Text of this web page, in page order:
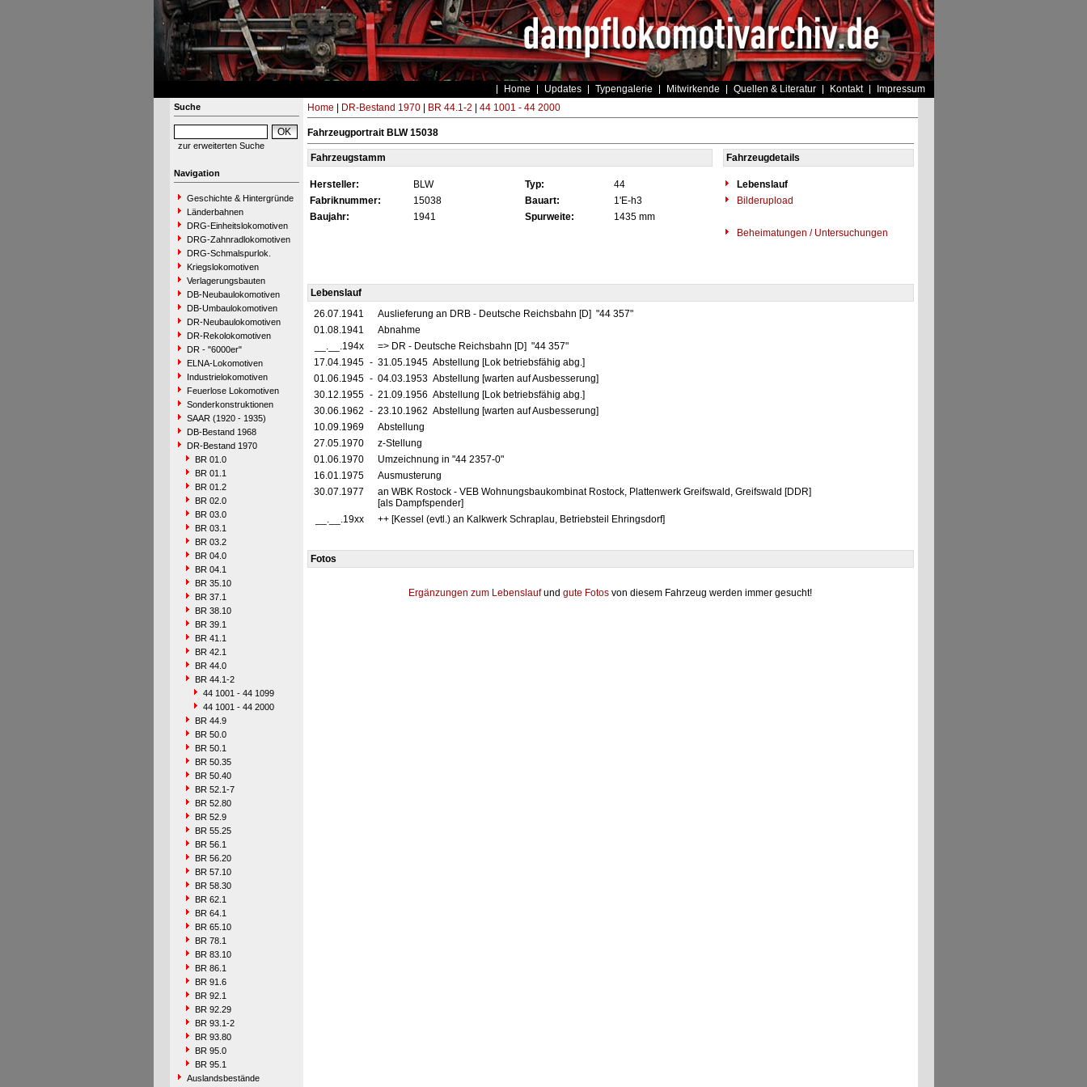
Home Updates Typengalerie Mitwirkende Quellen & Literatur Kontakt Impressum
Suche
zur erweiterten Suche
Navigation
Geschichte & Hintergründe
Länderbahnen
DRG-Einheitslokomotiven
DRG-Zahnradlokomotiven
DRG-Schmalspurlok.
Kriegslokomotiven
Verlagerungsbauten
DB-Neubaulokomotiven
DB-Umbaulokomotiven
DR-Neubaulokomotiven
DR-Rekolokomotiven
DR - "6000er"
ELNA-Lokomotiven
Industrielokomotiven
Feuerlose Lokomotiven
Sonderkonstruktionen
SAAR (1920 - 1935)
DB-Bestand 1968
DR-Bestand 1970
BR 01.0
BR 01.1
BR 01.2
BR 02.0
BR 03.0
BR 03.1
BR 03.2
BR 04.0
BR 04.1
BR 35.10
BR 37.1
BR 38.10
BR 39.1
BR 41.1
BR 42.1
BR 44.0
BR 44.1-2
44 1001 - 44 1099
44 1001 - 44 2000
BR 44.9
BR 50.0
BR 50.1
BR 50.35
BR 50.40
BR 52.1-7
BR 52.80
BR 52.9
BR 55.25
BR 56.1
BR 56.20
BR 57.10
BR 58.30
BR 62.1
BR 64.1
BR 65.10
BR 78.1
BR 83.10
BR 86.1
BR 91.6
BR 92.1
BR 92.29
BR 93.1-2
BR 93.80
BR 95.0
BR 95.1
Auslandsbestände
Home DR-Bestand 1970| BR 44.1-2 44 1001 - 44 2000
Fahrzeugportrait BLW 15038
Fahrzeugstamm Fahrzeugdetails
Hersteller: BLW Typ: 44
Lebenslauf
Fabriknummer:
15038 Bauart: 1'E-h3
Bilderupload
Baujahr:
1941 Spurweite:
1435 mm
Beheimatungen / Untersuchungen
Lebenslauf
26.07.1941
Auslieferung an DRB - Deutsche Reichsbahn [D] "44 357"
01.08.1941
Abnahme
__.__.194x
=> DR - Deutsche Reichsbahn [D] "44 357"
17.04.1945 - 31.05.1945 Abstellung [Lok betriebsfähig abg.]
01.06.1945 - 04.03.1953 Abstellung [warten auf Ausbesserung]
30.12.1955 - 21.09.1956 Abstellung [Lok betriebsfähig abg.]
30.06.1962 - 23.10.1962 Abstellung [warten auf Ausbesserung]
10.09.1969
Abstellung
27.05.1970
z-Stellung
01.06.1970
Umzeichnung in "44 2357-0"
16.01.1975
Ausmusterung
30.07.1977
an WBK Rostock - VEB Wohnungsbaukombinat Rostock, Plattenwerk Greifswald, Greifswald [DDR]
[als Dampfspender]
__.__.19xx
++ [Kessel (evtl.) an Kalkwerk Schraplau, Betriebsteil Ehringsdorf]
Fotos
Ergänzungen zum Lebenslaufund gute Fotos von diesem Fahrzeug werden immer gesucht!